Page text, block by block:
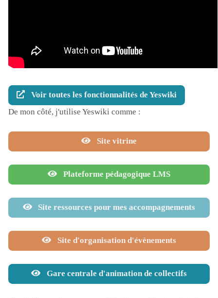
Voir toutes les fonctionnalités de Yeswiki
De mon côté, j'utilise Yeswiki comme :
Site vitrine
Plateforme pédagogique LMS
Site ressources pour mes accompagnements
Site d'organisation d'évènements
Gare centrale d'animation de collectifs